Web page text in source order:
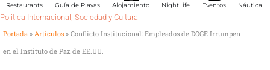
Restaurants Guía de Playas Alojamiento NightLife Eventos Náutica
Politica Internacional , Sociedad y Cultura
Portada » Artículos » Conflicto Institucional: Empleados de DOGE Irrumpen
en el Instituto de Paz de EE.UU.